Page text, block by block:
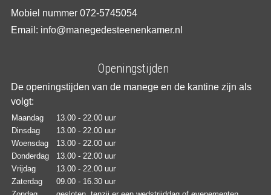
Mobiel nummer 072-5745054
Email: info@manegedesteenenkamer.nl
Openingstijden
De openingstijden van de manege en de kantine zijn als
volgt:
Maandag
13.00 - 22.00 uur
Dinsdag
13.00 - 22.00 uur
Woensdag
13.00 - 22.00 uur
Donderdag
13.00 - 22.00 uur
Vrijdag
13.00 - 22.00 uur
Zaterdag
09.00 - 16.30 uur